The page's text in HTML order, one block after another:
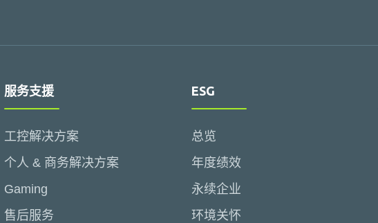
服务支援
工控解决方案
个人 & 商务解决方案
Gaming
售后服务
ESG
总览
年度绩效
永续企业
环境关怀